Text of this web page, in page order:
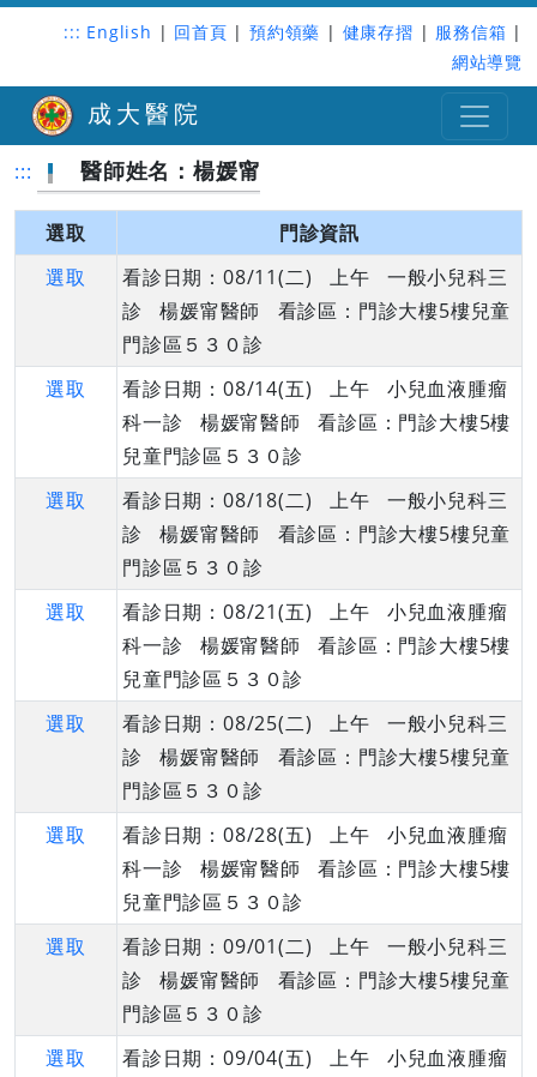
::: English | 回首頁 | 預約領藥 | 健康存摺 | 服務信箱 |
網站導覽
成大醫院
::: 醫師姓名：楊媛甯
選取
門診資訊
選取
看診日期：08/11(二) 上午 一般小兒科三
診 楊媛甯醫師 看診區：門診大樓5樓兒童
門診區５３０診
選取
看診日期：08/14(五) 上午 小兒血液腫瘤
科一診 楊媛甯醫師 看診區：門診大樓5樓
兒童門診區５３０診
選取
看診日期：08/18(二) 上午 一般小兒科三
診 楊媛甯醫師 看診區：門診大樓5樓兒童
門診區５３０診
選取
看診日期：08/21(五) 上午 小兒血液腫瘤
科一診 楊媛甯醫師 看診區：門診大樓5樓
兒童門診區５３０診
選取
看診日期：08/25(二) 上午 一般小兒科三
診 楊媛甯醫師 看診區：門診大樓5樓兒童
門診區５３０診
選取
看診日期：08/28(五) 上午 小兒血液腫瘤
科一診 楊媛甯醫師 看診區：門診大樓5樓
兒童門診區５３０診
選取
看診日期：09/01(二) 上午 一般小兒科三
診 楊媛甯醫師 看診區：門診大樓5樓兒童
門診區５３０診
選取
看診日期：09/04(五) 上午 小兒血液腫瘤